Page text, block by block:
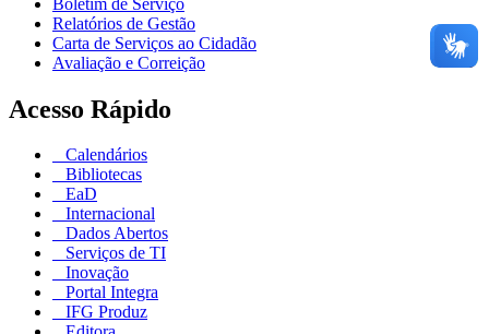
Relatórios de Gestão
Carta de Serviços ao Cidadão
Avaliação e Correição
Acesso Rápido
Calendários
Bibliotecas
EaD
Internacional
Dados Abertos
Serviços de TI
Inovação
Portal Integra
IFG Produz